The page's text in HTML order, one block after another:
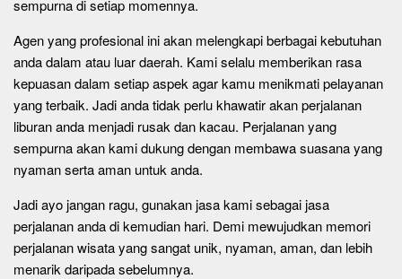
sempurna di setiap momennya.
Agen yang profesional ini akan melengkapi berbagai kebutuhan
anda dalam atau luar daerah. Kami selalu memberikan rasa
kepuasan dalam setiap aspek agar kamu menikmati pelayanan
yang terbaik. Jadi anda tidak perlu khawatir akan perjalanan
liburan anda menjadi rusak dan kacau. Perjalanan yang
sempurna akan kami dukung dengan membawa suasana yang
nyaman serta aman untuk anda.
Jadi ayo jangan ragu, gunakan jasa kami sebagai jasa
perjalanan anda di kemudian hari. Demi mewujudkan memori
perjalanan wisata yang sangat unik, nyaman, aman, dan lebih
menarik daripada sebelumnya.